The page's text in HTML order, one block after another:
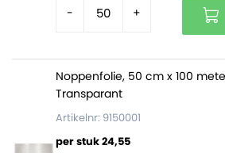
- +
Noppenfolie, 50 cm x 100
Transparant
Artikelnr: 9150001
per stuk 24,55